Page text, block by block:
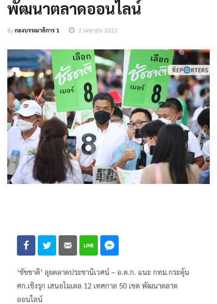
พัฒนาตลาดออนไลน์
Byกองบรรณาธิการ 1 2 เมษายน 2022
‘ชัชชาติ’ ลุยตลาดประชานิเวศน์ – อ.ต.ก. แนะ กทม.กระตุ้น
ศก.เชิงรุก เสนอโมเดล 12 เทศกาล 50 เขต พัฒนาตลาด
ออนไลน์